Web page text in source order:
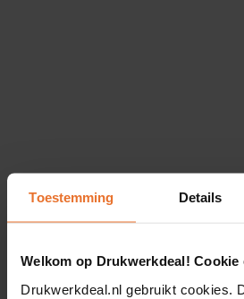
Toestemming Details
Welkom op Drukwerkdeal! Cookie
Drukwerkdeal.nl gebruikt cookies.